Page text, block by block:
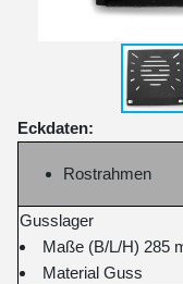
Eckdaten:
Rostrahmen
Gusslager
Maße (B/L/H) 285
Material Guss